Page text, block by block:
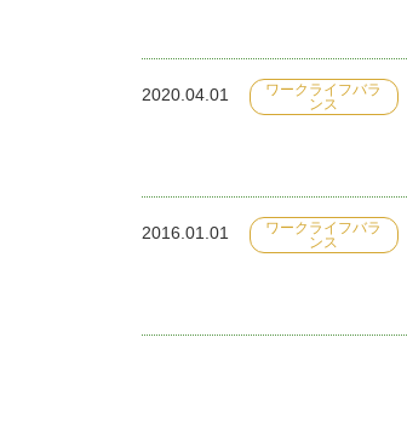
2020.04.01
ワークライフバラ
ンス
2016.01.01
ワークライフバラ
ンス